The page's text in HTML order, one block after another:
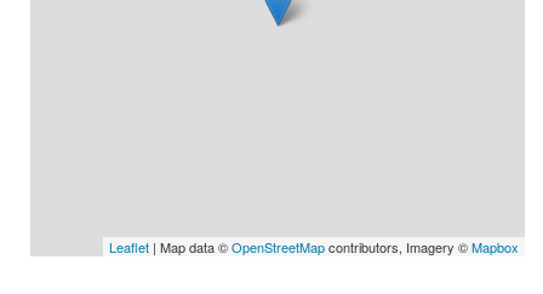
Leaflet | Map data ©OpenStreetMapcontributors, Imagery ©Mapbox